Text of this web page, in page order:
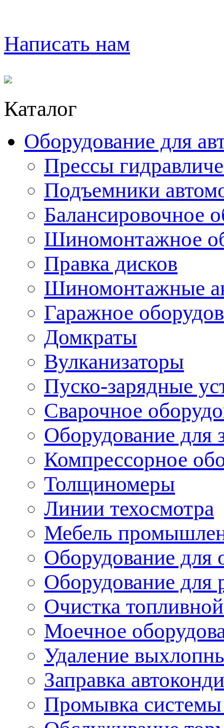
Написать нам
Каталог
Оборудование для
Прессы
Подъемники
Балансировочное
Шиномонтажное
Правка дисков
Шиномонтажные
Гаражное
Домкраты
Вулканизаторы
Пуско-зарядные
Сварочное
Оборудование для
Компрессорное
Толщиномеры
Линии техосмотра
Мебель
Оборудование для
Оборудование для
Очистка
Моечное
Удаление
Заправка
Промывка